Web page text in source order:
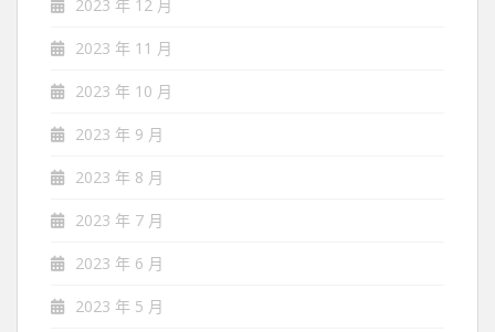
2023 年 12 月
2023 年 11 月
2023 年 10 月
2023 年 9 月
2023 年 8 月
2023 年 7 月
2023 年 6 月
2023 年 5 月